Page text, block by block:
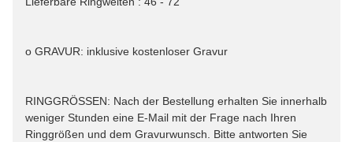
o GRAVUR: inklusive kostenloser Gravur
RINGGRÖSSEN: Nach der Bestellung erhalten Sie innerhalb
weniger Stunden eine E-Mail mit der Frage nach Ihren
Ringgrößen und dem Gravurwunsch. Bitte antworten Sie